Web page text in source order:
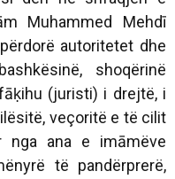
Muhammed Mehdī
autoritetet dhe
shoqërinë
(juristi) i drejtë, i
veçoritë e të cilit
nga ana e imāmëve
të pandërprerë,